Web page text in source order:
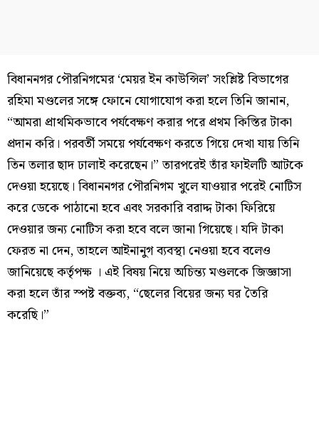
বিধাননগর পৌরনিগমের ‘মেয়র ইন কাউন্সিল’ সংশ্লিষ্ট বিভাগের
রহিমা মণ্ডলের সঙ্গে ফোনে যোগাযোগ করা হলে তিনি জানান,
“আমরা প্রাথমিকভাবে পর্যবেক্ষণ করার পরে প্রথম কিস্তির টাকা
প্রদান করি। পরবর্তী সময়ে পর্যবেক্ষণ করতে গিয়ে দেখা যায় তিনি
তিন তলার ছাদ ঢালাই করেছেন।” তারপরেই তাঁর ফাইলটি আটকে
দেওয়া হয়েছে। বিধাননগর পৌরনিগম খুলে যাওয়ার পরেই নোটিস
করে ডেকে পাঠানো হবে এবং সরকারি বরাদ্দ টাকা ফিরিয়ে
দেওয়ার জন্য নোটিস করা হবে বলে জানা গিয়েছে। যদি টাকা
ফেরত না দেন, তাহলে আইনানুগ ব্যবস্থা নেওয়া হবে বলেও
জানিয়েছে কর্তৃপক্ষ । এই বিষয় নিয়ে অচিন্ত্য মণ্ডলকে জিজ্ঞাসা
করা হলে তাঁর স্পষ্ট বক্তব্য, “ছেলের বিয়ের জন্য ঘর তৈরি
করেছি।”